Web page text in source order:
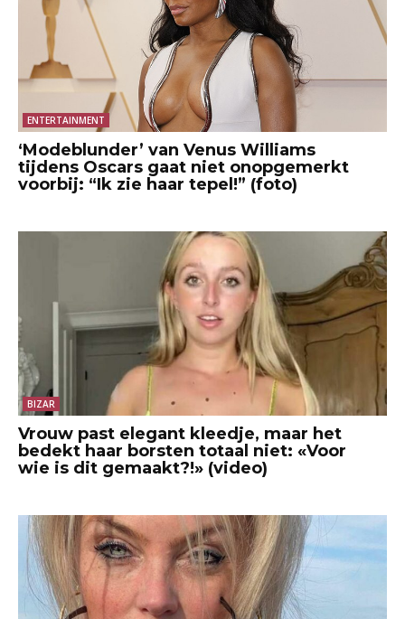
ENTERTAINMENT
‘Modeblunder’ van Venus Williams
tijdens Oscars gaat niet onopgemerkt
voorbij: “Ik zie haar tepel!” (foto)
BIZAR
Vrouw past elegant kleedje, maar het
bedekt haar borsten totaal niet: «Voor
wie is dit gemaakt?!» (video)